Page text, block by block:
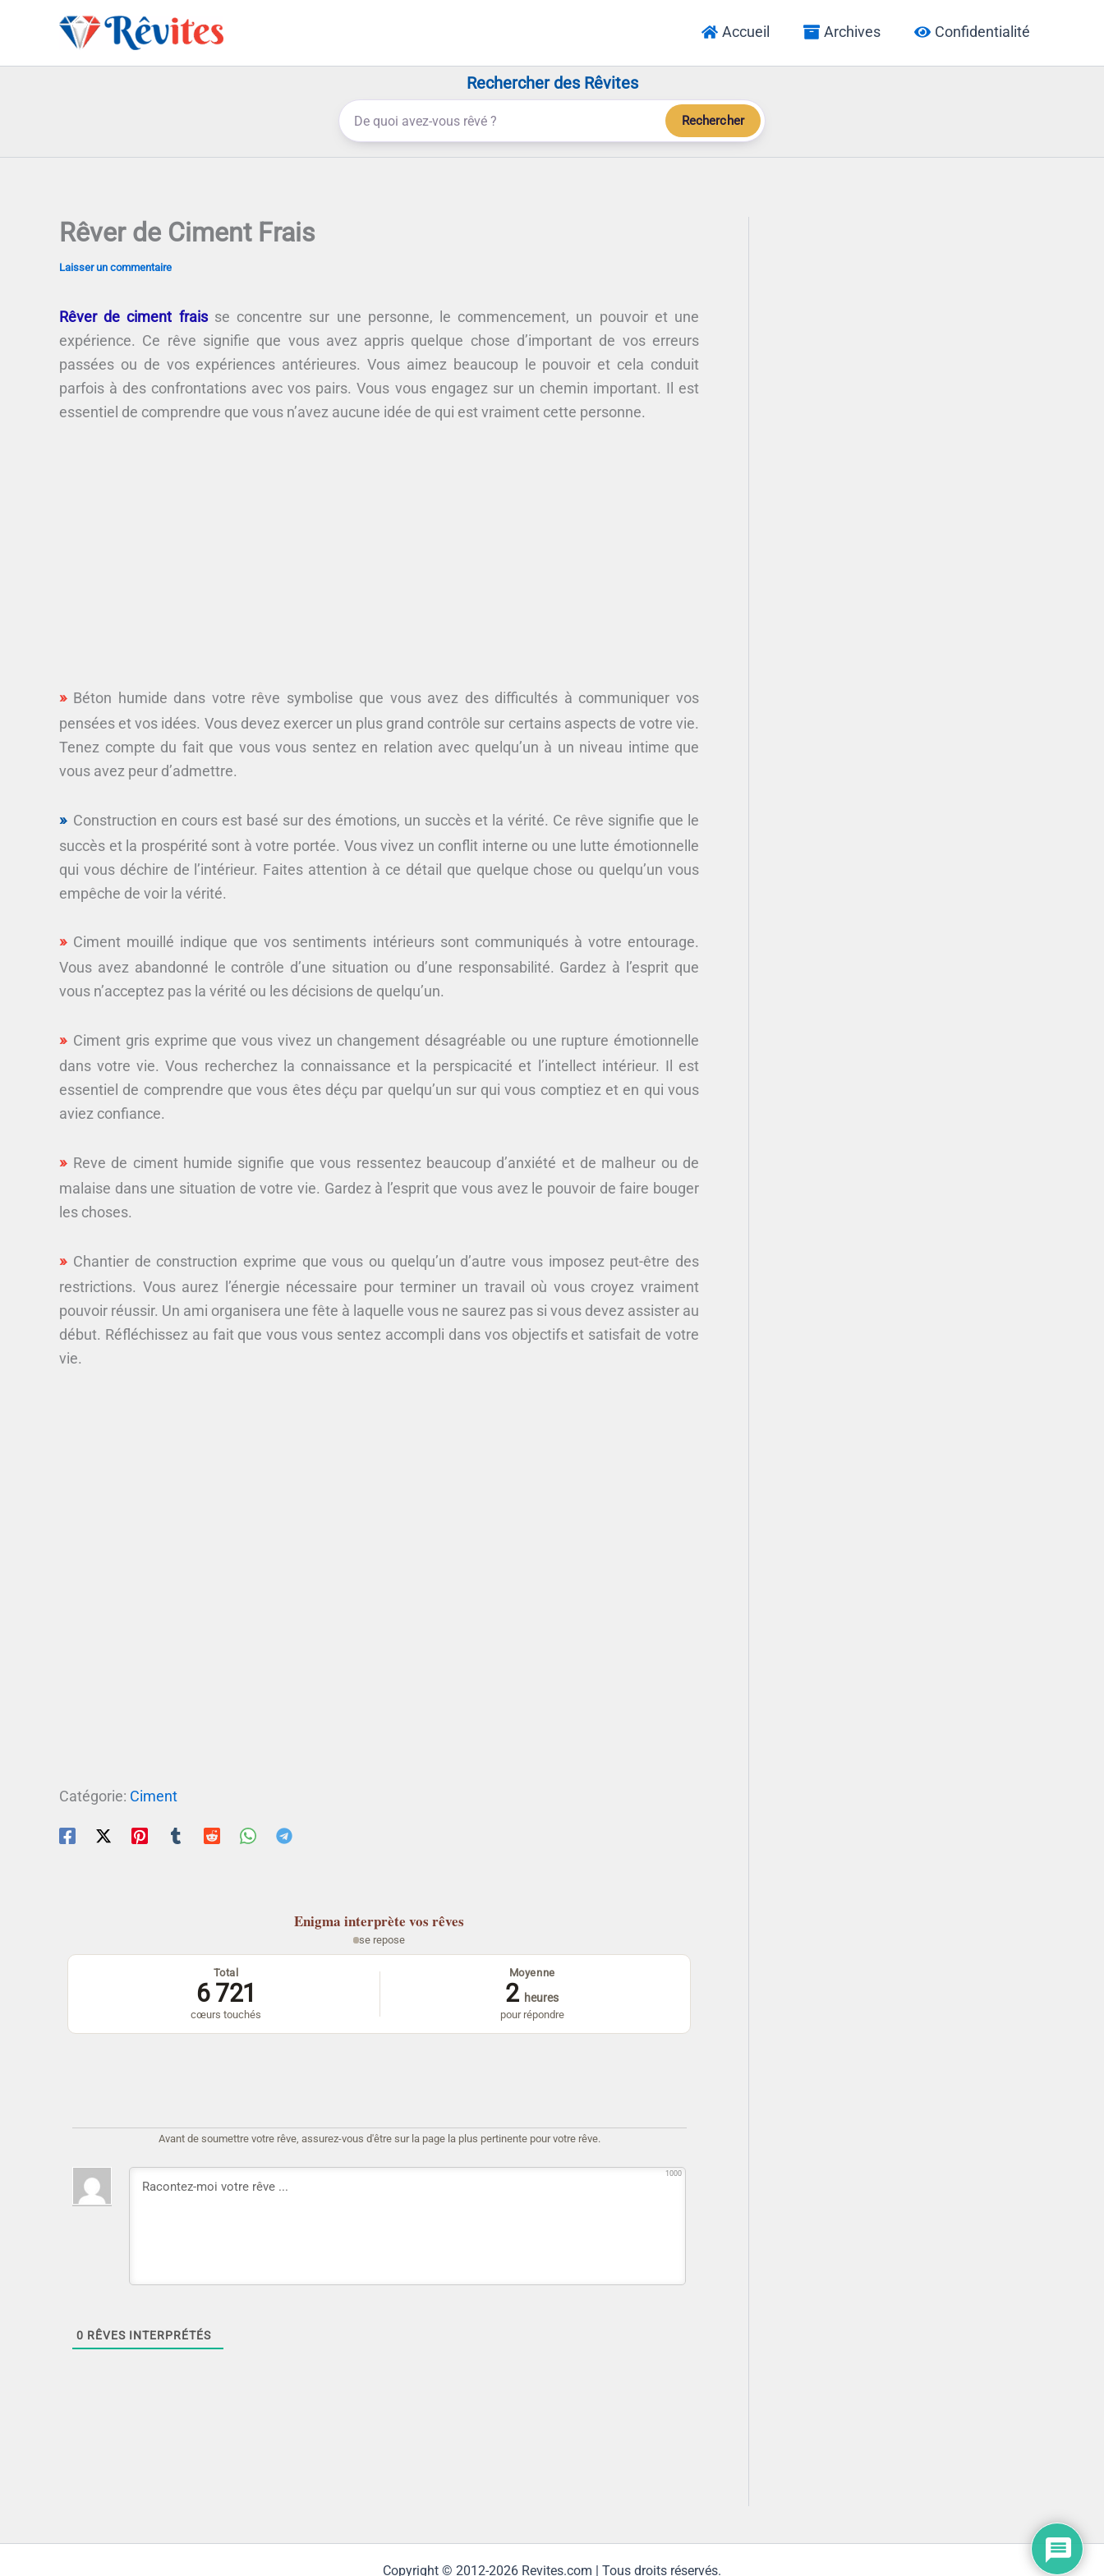
Accueil Archives Confidentialité
Rechercher des Rêvites
Rechercher
Rêver de Ciment Frais
Laisser un commentaire
Rêver de ciment fraisse concentre sur une personne, le commencement, un pouvoir et une
expérience. Ce rêve signifie que vous avez appris quelque chose d’important de vos erreurs
passées ou de vos expériences antérieures. Vous aimez beaucoup le pouvoir et cela conduit
parfois à des confrontations avec vos pairs. Vous vous engagez sur un chemin important. Il est
essentiel de comprendre que vous n’avez aucune idée de qui est vraiment cette personne.
Béton humide dans votre rêve symbolise que vous avez des difficultés à communiquer vos
pensées et vos idées. Vous devez exercer un plus grand contrôle sur certains aspects de votre vie.
Tenez compte du fait que vous vous sentez en relation avec quelqu’un à un niveau intime que
vous avez peur d’admettre.
Construction en cours est basé sur des émotions, un succès et la vérité. Ce rêve signifie que le
succès et la prospérité sont à votre portée. Vous vivez un conflit interne ou une lutte émotionnelle
qui vous déchire de l’intérieur. Faites attention à ce détail que quelque chose ou quelqu’un vous
empêche de voir la vérité.
Ciment mouillé indique que vos sentiments intérieurs sont communiqués à votre entourage.
Vous avez abandonné le contrôle d’une situation ou d’une responsabilité. Gardez à l’esprit que
vous n’acceptez pas la vérité ou les décisions de quelqu’un.
Ciment gris exprime que vous vivez un changement désagréable ou une rupture émotionnelle
dans votre vie. Vous recherchez la connaissance et la perspicacité et l’intellect intérieur. Il est
essentiel de comprendre que vous êtes déçu par quelqu’un sur qui vous comptiez et en qui vous
aviez confiance.
Reve de ciment humide signifie que vous ressentez beaucoup d’anxiété et de malheur ou de
malaise dans une situation de votre vie. Gardez à l’esprit que vous avez le pouvoir de faire bouger
les choses.
Chantier de construction exprime que vous ou quelqu’un d’autre vous imposez peut-être des
restrictions. Vous aurez l’énergie nécessaire pour terminer un travail où vous croyez vraiment
pouvoir réussir. Un ami organisera une fête à laquelle vous ne saurez pas si vous devez assister au
début. Réfléchissez au fait que vous vous sentez accompli dans vos objectifs et satisfait de votre
vie.
Catégorie: Ciment
Enigma interprète vos rêves
se repose
Total
6 721
cœurs touchés
Moyenne
2 heures
pour répondre
Avant de soumettre votre rêve, assurez-vous d'être sur la page la plus pertinente pour votre rêve.
1000
0 RÊVES INTERPRÉTÉS
Copyright © 2012-2026 Revites.com | Tous droits réservés.